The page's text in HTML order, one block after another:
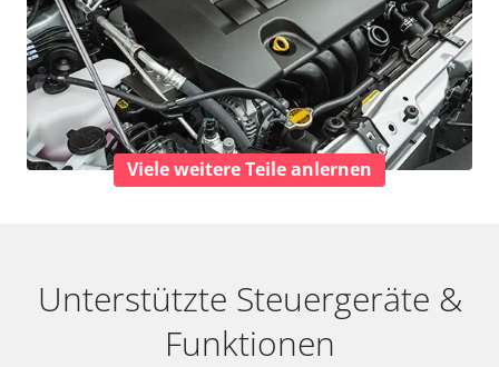
Viele weitere Teile anlernen
Unterstützte Steuergeräte &
Funktionen